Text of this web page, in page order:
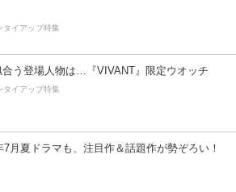
タイアップ特集
合う登場人物は…『VIVANT』限定ウオッチ
タイアップ特集
7月夏ドラマも、注目作＆話題作が勢ぞろい！